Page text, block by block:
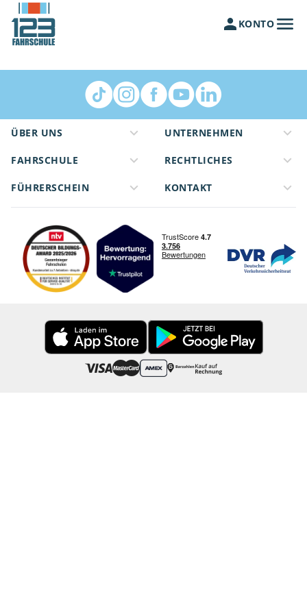
KONTO
ÜBER UNS
FAHRSCHULE
FÜHRERSCHEIN
UNTERNEHMEN
RECHTLICHES
KONTAKT